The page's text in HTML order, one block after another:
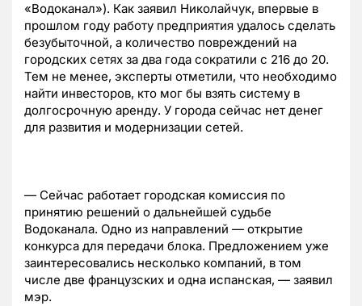
«Водоканал»). Как заявил Николайчук, впервые в
прошлом году работу предприятия удалось сделать
безубыточной, а количество повреждений на
городских сетях за два года сократили с 216 до 20.
Тем не менее, эксперты отметили, что необходимо
найти инвесторов, кто мог бы взять систему в
долгосрочную аренду. У города сейчас нет денег
для развития и модернизации сетей.
— Сейчас работает городская комиссия по
принятию решений о дальнейшей судьбе
Водоканала. Одно из направлений — открытие
конкурса для передачи блока. Предложением уже
заинтересовались несколько компаний, в том
числе две французских и одна испанская, — заявил
мэр.